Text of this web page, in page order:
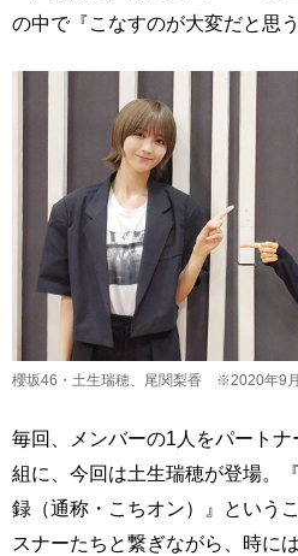
の中で『こなすのが大変だと思
櫻坂46・土生瑞穂、尾関梨香 ※2020年9
毎回、メンバーの1人をパート
組に、今回は土生瑞穂が登場。
録（通称・こちオン）』という
スナーたちと繋ぎながら、時に